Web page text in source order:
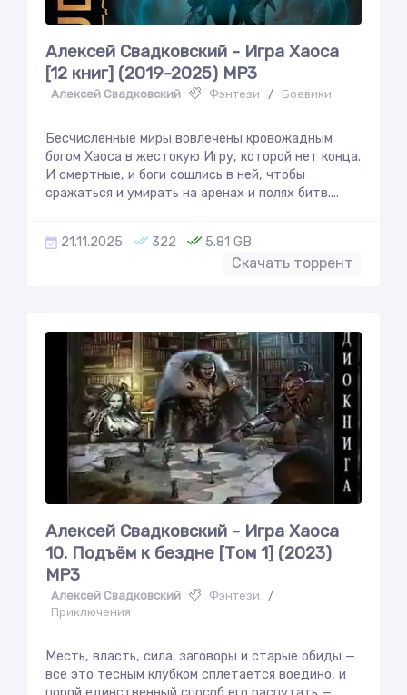
Алексей Свадковский - Игра Хаоса
[12 книг] (2019-2025) MP3
Алексей Свадковский Фэнтези / Боевики
Бесчисленные миры вовлечены кровожадным
богом Хаоса в жестокую Игру, которой нет конца.
И смертные, и боги сошлись в ней, чтобы
сражаться и умирать на аренах и полях битв....
21.11.2025 322 5.81 GB
Скачать торрент
Алексей Свадковский - Игра Хаоса
10. Подъём к бездне [Том 1] (2023)
MP3
Алексей Свадковский Фэнтези
/
Приключения
Месть, власть, сила, заговоры и старые обиды —
все это тесным клубком сплетается воедино, и